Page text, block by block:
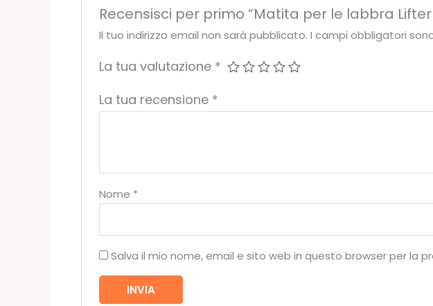
Recensisci per primo “Matita per le labbra
Il tuo indirizzo email non sarà pubblicato. I campi obbligatori
La tua valutazione *
La tua recensione *
Nome *
Salva il mio nome, email e sito web in questo browser per la